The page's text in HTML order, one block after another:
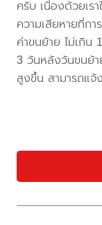
ครับ เนื่องด้วยเร
ความเสียหายที่ก
ค่าขนย้าย ไม่เกิน
3 วันหลังวันขนย้า
สูงขึ้น สามารถแจ้